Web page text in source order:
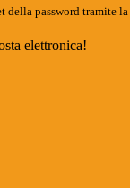
della password tramite la
elettronica!